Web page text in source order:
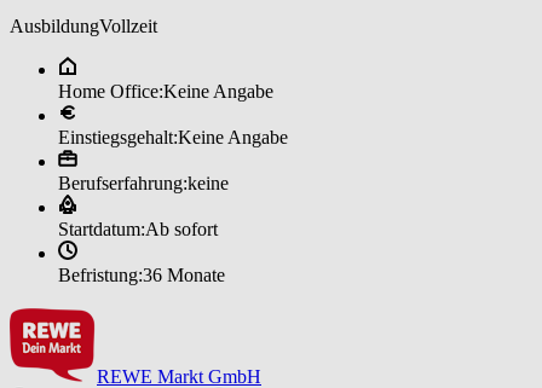
AusbildungVollzeit
Home Office:Keine Angabe
Einstiegsgehalt:Keine Angabe
Berufserfahrung:keine
Startdatum:Ab sofort
Befristung:36 Monate
REWE Markt GmbH